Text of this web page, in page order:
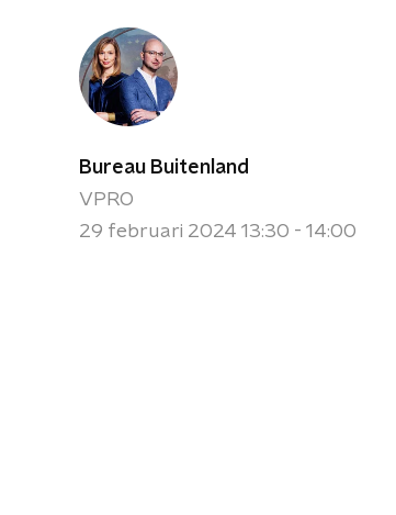
Bureau Buitenland
VPRO
29 februari 2024 13:30 - 14:00